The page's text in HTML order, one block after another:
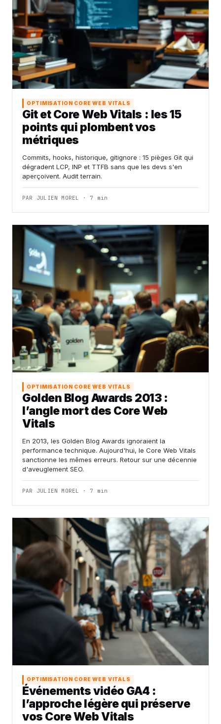
OPTIMISATION CORE WEB VITALS
Git et Core Web Vitals : les 15
points qui plombent vos
métriques
Commits, hooks, historique, gitignore : 15 pièges Git qui
dégradent LCP, INP et TTFB sans que les devs s'en
aperçoivent. Audit terrain.
PAR JULIEN MOREL · 7 min
OPTIMISATION CORE WEB VITALS
Golden Blog Awards 2013 :
l’angle mort des Core Web
Vitals
En 2013, les Golden Blog Awards ignoraient la
performance technique. Aujourd'hui, le Core Web Vitals
sanctionne les mêmes erreurs. Retour sur une décennie
d'aveuglement SEO.
PAR JULIEN MOREL · 7 min
OPTIMISATION CORE WEB VITALS
Événements vidéo GA4 :
l’approche légère qui préserve
vos Core Web Vitals